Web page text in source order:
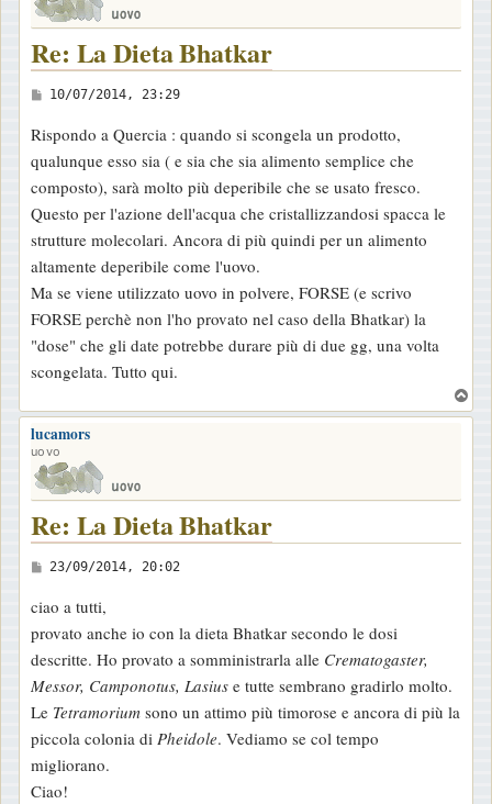
Re: La Dieta Bhatkar
M
s
s
a
g
g
i
o
10/07/2014, 23:29
Rispondo a Quercia : quando si scongela un prodotto,
qualunque esso sia ( e sia che sia alimento semplice che
composto), sarà molto più deperibile che se usato fresco.
Questo per l'azione dell'acqua che cristallizzandosi spacca le
strutture molecolari. Ancora di più quindi per un alimento
altamente deperibile come l'uovo.
Ma se viene utilizzato uovo in polvere, FORSE (e scrivo
FORSE perchè non l'ho provato nel caso della Bhatkar) la
"dose" che gli date potrebbe durare più di due gg, una volta
scongelata. Tutto qui.
o
lucamors
uovo
Re: La Dieta Bhatkar
M
s
s
a
g
g
i
o
23/09/2014, 20:02
ciao a tutti,
provato anche io con la dieta Bhatkar secondo le dosi
descritte. Ho provato a somministrarla alle Crematogaster,
Messor, Camponotus, Lasius e tutte sembrano gradirlo molto.
Le Tetramorium sono un attimo più timorose e ancora di più la
piccola colonia di Pheidole. Vediamo se col tempo
migliorano.
Ciao!